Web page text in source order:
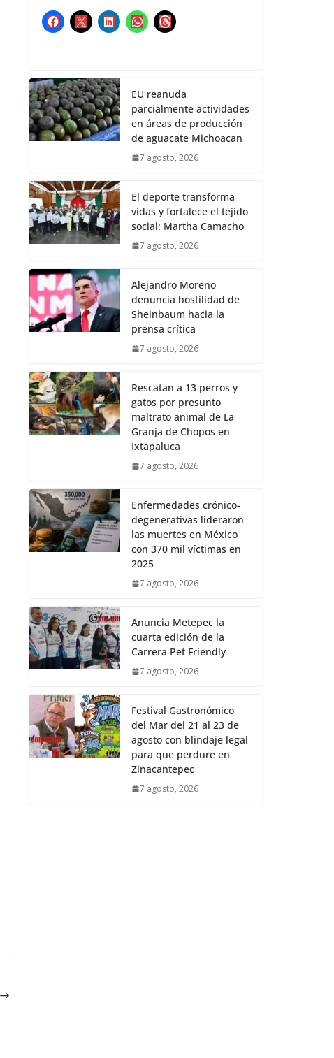
EU reanuda
parcialmente actividades
en áreas de producción
de aguacate Michoacan
7 agosto, 2026
El deporte transforma
vidas y fortalece el tejido
social: Martha Camacho
7 agosto, 2026
Alejandro Moreno
denuncia hostilidad de
Sheinbaum hacia la
prensa crítica
7 agosto, 2026
Rescatan a 13 perros y
gatos por presunto
maltrato animal de La
Granja de Chopos en
Ixtapaluca
7 agosto, 2026
Enfermedades crónico-
degenerativas lideraron
las muertes en México
con 370 mil víctimas en
2025
7 agosto, 2026
Anuncia Metepec la
cuarta edición de la
Carrera Pet Friendly
7 agosto, 2026
Festival Gastronómico
del Mar del 21 al 23 de
agosto con blindaje legal
para que perdure en
Zinacantepec
7 agosto, 2026